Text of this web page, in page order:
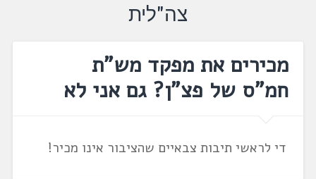
צה"לית
מכירים את מפקד מש"ת
חמ"ס של פצ"ן? גם אני לא
די לראשי תיבות צבאיים שהציבור אינו מכיר!